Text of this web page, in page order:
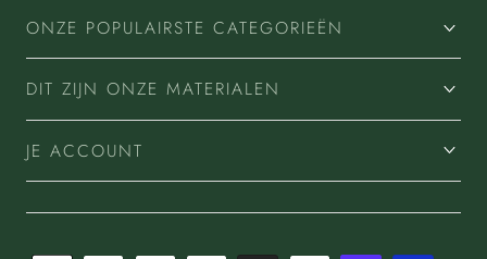
ONZE POPULAIRSTE CATEGORIEËN
DIT ZIJN ONZE MATERIALEN
JE ACCOUNT
Betaalmethoden